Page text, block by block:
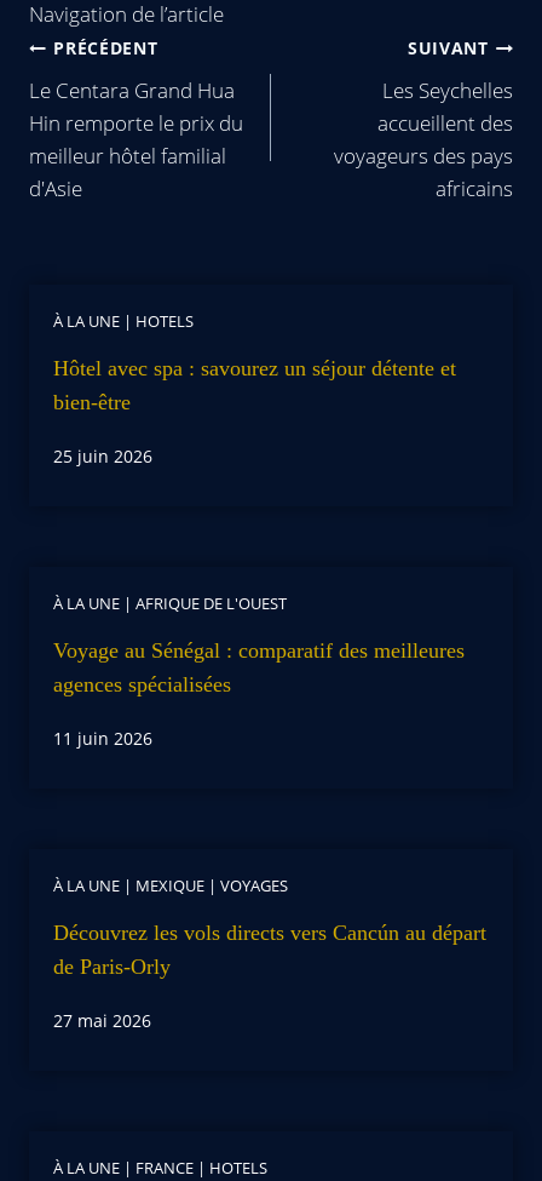
Navigation de l’article
PRÉCÉDENT
Le Centara Grand Hua
Hin remporte le prix du
meilleur hôtel familial
d'Asie
SUIVANT
Les Seychelles
accueillent des
voyageurs des pays
africains
À LA UNE | HOTELS
Hôtel avec spa : savourez un séjour détente et
bien-être
25 juin 2026
À LA UNE | AFRIQUE DE L'OUEST
Voyage au Sénégal : comparatif des meilleures
agences spécialisées
11 juin 2026
À LA UNE | MEXIQUE | VOYAGES
Découvrez les vols directs vers Cancún au départ
de Paris-Orly
27 mai 2026
À LA UNE | FRANCE | HOTELS